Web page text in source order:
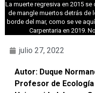
La muerte regresiva en 2015
de mangle muertos detrás de
borde del mar, como se ve
Carpentaria en 2019.
julio 27, 2022
Autor: Duque
Profesor de